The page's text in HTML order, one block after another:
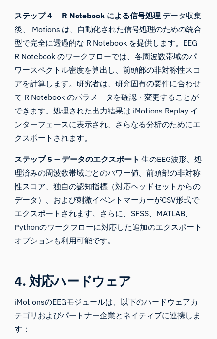
ステップ 4 — R Notebook による信号処理 データ収集
後、iMotions は、自動化された信号処理のための統合
型で完全に透過的な R Notebook を提供します。EEG
R Notebook のワークフローでは、各周波数帯域のパ
ワースペクトル密度を算出し、前頭部の非対称性スコ
アを計算します。研究者は、研究固有の要件に合わせ
て R Notebook のパラメータを確認・変更することが
できます。処理された出力結果は iMotions Replay イ
ンターフェースに表示され、さらなる分析のためにエ
クスポートされます。
ステップ 5 — データのエクスポート 生のEEG波形、処
理済みの周波数帯域ごとのパワー値、前頭部の非対称
性スコア、独自の認知指標（対応ヘッドセットからの
データ）、および刺激イベントマーカーがCSV形式で
エクスポートされます。さらに、SPSS、MATLAB、
Pythonのワークフローに対応した追加のエクスポート
オプションも利用可能です。
4. 対応ハードウェア
iMotionsのEEGモジュールは、以下のハードウェアカ
テゴリおよびパートナー企業とネイティブに連携しま
す：